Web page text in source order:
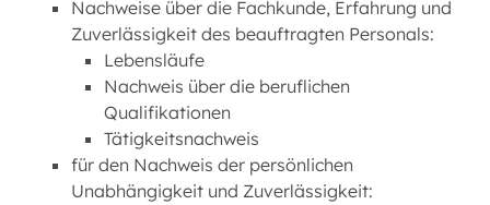
Nachweise über die Fachkunde, Erfahrung und
Zuverlässigkeit des beauftragten Personals:
Lebensläufe
Nachweis über die beruflichen
Qualifikationen
Tätigkeitsnachweis
für den Nachweis der persönlichen
Unabhängigkeit und Zuverlässigkeit: